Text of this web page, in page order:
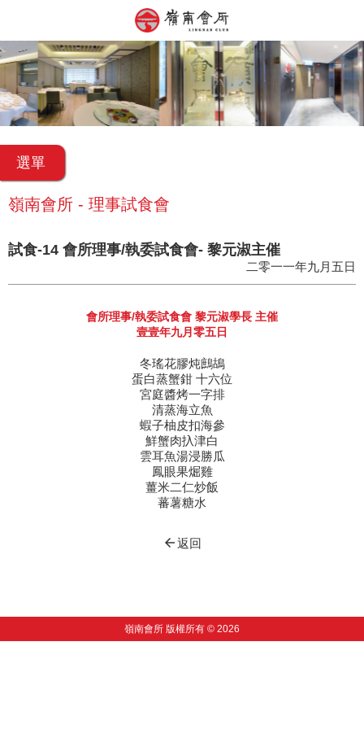
選單
嶺南會所 - 理事試食會
試食-14 會所理事/執委試食會- 黎元淑主催
二零一一年九月五日
會所理事/執委試食會 黎元淑學長 主催
壹壹年九月零五日
冬瑤花膠炖鷓鴣
蛋白蒸蟹鉗 十六位
宮庭醬烤一字排
清蒸海立魚
蝦子柚皮扣海參
鮮蟹肉扖津白
雲耳魚湯浸勝瓜
鳳眼果煀雞
薑米二仁炒飯
蕃薯糖水
arrow_back返回
嶺南會所 版權所有 © 2026